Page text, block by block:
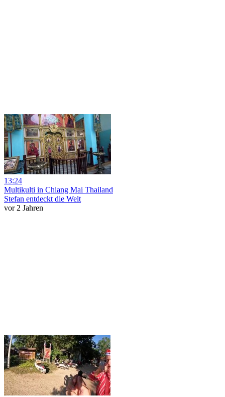
13:24
Multikulti in Chiang Mai Thailand
Stefan entdeckt die Welt
vor 2 Jahren